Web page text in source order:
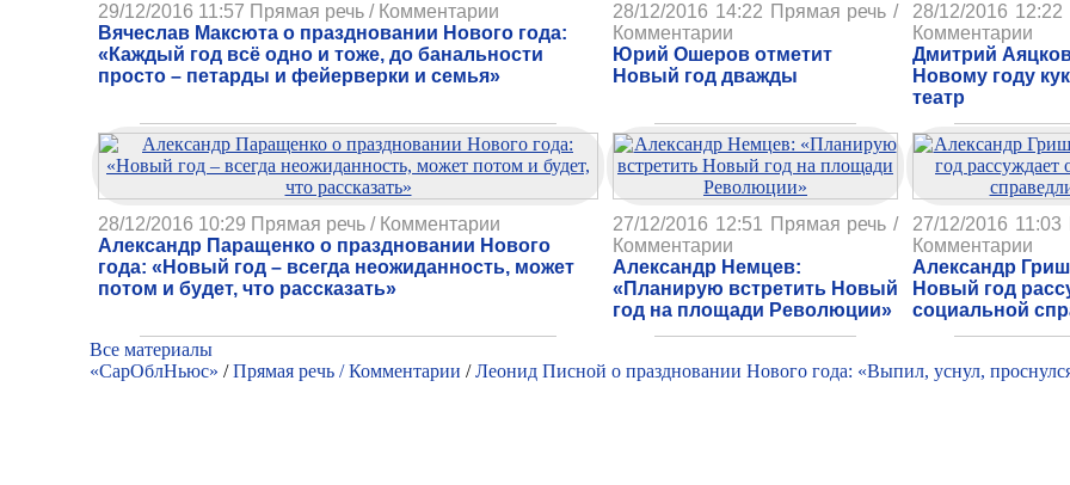
29/12/2016 11:57 Прямая речь / Комментарии
Вячеслав Максюта о праздновании Нового года:
«Каждый год всё одно и тоже, до банальности
просто – петарды и фейерверки и семья»
28/12/2016 14:22 Прямая речь /
Комментарии
Юрий Ошеров отметит
Новый год дважды
28/12/2016 12:22
Комментарии
Дмитрий
Новому году
театр
28/12/2016 10:29 Прямая речь / Комментарии
Александр Паращенко о праздновании Нового
года: «Новый год – всегда неожиданность, может
потом и будет, что рассказать»
27/12/2016 12:51
Прямая речь /
Комментарии
Александр Немцев:
«Планирую встретить Новый
год на площади Революции»
27/12/2016 11:03
Комментарии
Александр
Новый год
социальной
Все материалы
«СарОблНьюс» /Прямая речь / Комментарии /Леонид Писной о праздновании Нового года: «Выпил, уснул,